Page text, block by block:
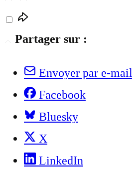
Partager sur :
Envoyer par e-mail
Facebook
Bluesky
X
LinkedIn